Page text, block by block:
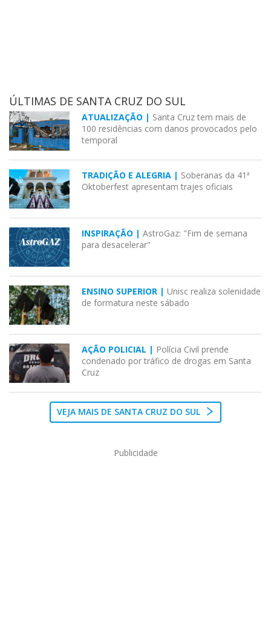
ÚLTIMAS DE SANTA CRUZ DO SUL
ATUALIZAÇÃO | Santa Cruz tem mais de
100 residências com danos provocados pelo
temporal
TRADIÇÃO E ALEGRIA | Soberanas da 41ª
Oktoberfest apresentam trajes oficiais
INSPIRAÇÃO | AstroGaz: "Fim de semana
para desacelerar"
ENSINO SUPERIOR | Unisc realiza solenidade
de formatura neste sábado
AÇÃO POLICIAL | Polícia Civil prende
condenado por tráfico de drogas em Santa
Cruz
VEJA MAIS DE SANTA CRUZ DO SUL
Publicidade